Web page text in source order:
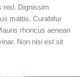
nisl. Dignissim
mattis. Curabitur
rhoncus aenean
Non nisi est sit